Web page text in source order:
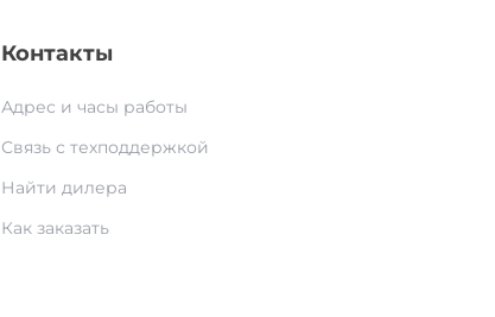
Контакты
Адрес и часы работы
Связь с техподдержкой
Найти дилера
Как заказать